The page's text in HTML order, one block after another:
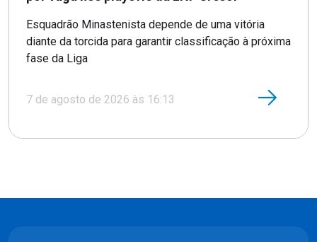
Esquadrão Minastenista depende de uma vitória
diante da torcida para garantir classificação à próxima
fase da Liga
7 de agosto de 2026 às 16:13